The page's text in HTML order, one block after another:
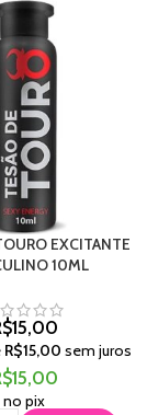
EXCITANTE
10ML
15,00
R$15,00 sem juros
15,00
no pix